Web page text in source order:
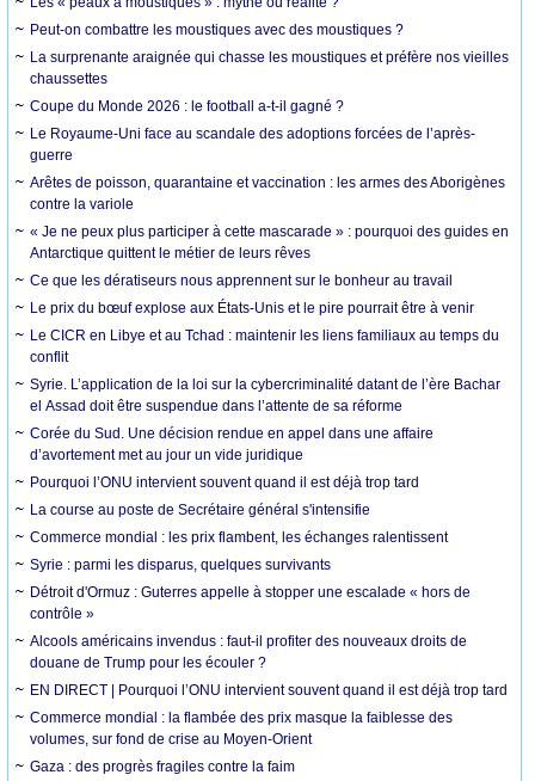
Peut-on combattre les moustiques avec des moustiques ?
La surprenante araignée qui chasse les moustiques et préfère nos vieilles
chaussettes
Coupe du Monde 2026 : le football a-t-il gagné ?
Le Royaume-Uni face au scandale des adoptions forcées de l’après-
guerre
Arêtes de poisson, quarantaine et vaccination : les armes des Aborigènes
contre la variole
« Je ne peux plus participer à cette mascarade » : pourquoi des guides en
Antarctique quittent le métier de leurs rêves
Ce que les dératiseurs nous apprennent sur le bonheur au travail
Le prix du bœuf explose aux États-Unis et le pire pourrait être à venir
Le CICR en Libye et au Tchad : maintenir les liens familiaux au temps du
conflit
Syrie. L’application de la loi sur la cybercriminalité datant de l’ère Bachar
el Assad doit être suspendue dans l’attente de sa réforme
Corée du Sud. Une décision rendue en appel dans une affaire
d’avortement met au jour un vide juridique
Pourquoi l’ONU intervient souvent quand il est déjà trop tard
La course au poste de Secrétaire général s'intensifie
Commerce mondial : les prix flambent, les échanges ralentissent
Syrie : parmi les disparus, quelques survivants
Détroit d'Ormuz : Guterres appelle à stopper une escalade « hors de
contrôle »
Alcools américains invendus : faut-il profiter des nouveaux droits de
douane de Trump pour les écouler ?
EN DIRECT | Pourquoi l’ONU intervient souvent quand il est déjà trop tard
Commerce mondial : la flambée des prix masque la faiblesse des
volumes, sur fond de crise au Moyen-Orient
Gaza : des progrès fragiles contre la faim